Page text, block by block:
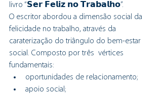
livro “𝗦𝗲𝗿 𝗙𝗲𝗹𝗶𝘇 𝗻𝗼 𝗧𝗿𝗮𝗯𝗮𝗹𝗵𝗼”.
O escritor abordou a dimensão social da
felicidade no trabalho, através da
caraterização do triângulo do bem-estar
social. Composto por três  vértices
fundamentais:
oportunidades de relacionamento;
apoio social;